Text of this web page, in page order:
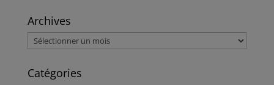
Archives
Archives
Catégories